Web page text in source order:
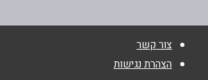
טלפון*
צור קשר
הצהרת נגישות